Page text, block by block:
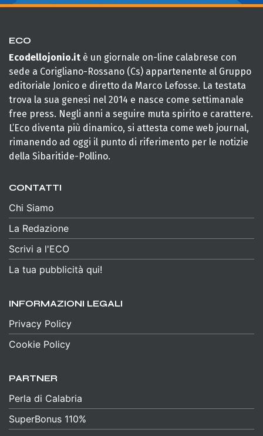
ECO
Ecodellojonio.it è un giornale on-line calabrese con
sede a Corigliano-Rossano (Cs) appartenente al Gruppo
editoriale Jonico e diretto da Marco Lefosse. La testata
trova la sua genesi nel 2014 e nasce come settimanale
free press. Negli anni a seguire muta spirito e carattere.
L’Eco diventa più dinamico, si attesta come web journal,
rimanendo ad oggi il punto di riferimento per le notizie
della Sibaritide-Pollino.
CONTATTI
Chi Siamo
La Redazione
Scrivi a l'ECO
La tua pubblicità qui!
INFORMAZIONI LEGALI
Privacy Policy
Cookie Policy
PARTNER
Perla di Calabria
SuperBonus 110%